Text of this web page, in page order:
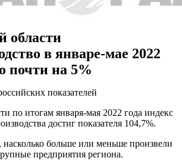
области
в январе-мае 2022
почти на 5%
показателей
по итогам января-мая 2022 года индекс
достиг показателя 104,7%.
насколько больше или меньше произвели
предприятия региона.